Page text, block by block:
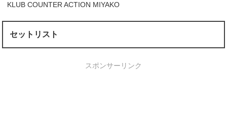
KLUB COUNTER ACTION MIYAKO
セットリスト
スポンサーリンク